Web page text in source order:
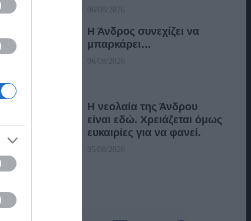
06/08/2026
Η Άνδρος συνεχίζει να
μπαρκάρει…
06/08/2026
Η νεολαία της Άνδρου
είναι εδώ. Χρειάζεται όμως
ευκαιρίες για να φανεί.
05/08/2026